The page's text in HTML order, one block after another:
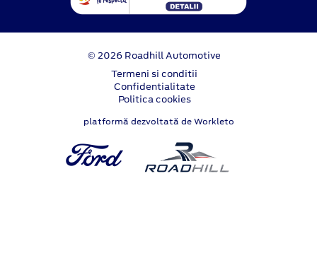
© 2026 Roadhill Automotive
Termeni si conditii
Confidentialitate
Politica cookies
platformă dezvoltată de Workleto